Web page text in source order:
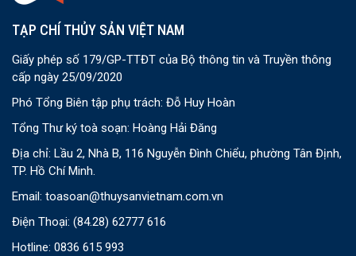
TẠP CHÍ THỦY SẢN VIỆT NAM
Giấy phép số 179/GP-TTĐT của Bộ thông tin và Truyền thông
cấp ngày 25/09/2020
Phó Tổng Biên tập phụ trách: Đỗ Huy Hoàn
Tổng Thư ký toà soạn: Hoàng Hải Đăng
Địa chỉ: Lầu 2, Nhà B, 116 Nguyễn Đình Chiểu, phường Tân Định,
TP. Hồ Chí Minh.
Email: toasoan@thuysanvietnam.com.vn
Điện Thoại: (84.28) 62777 616
Hotline: 0836 615 993